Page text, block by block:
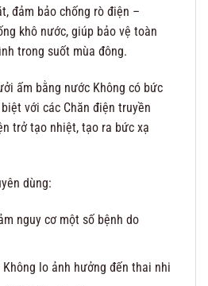
đảm bảo chống rò điện –
khô nước, giúp bảo vệ toàn
trong suốt mùa đông.
ấm bằng nước Không có bức
với các Chăn điện truyền
trở tạo nhiệt, tạo ra bức xạ
dùng:
nguy cơ một số bệnh do
lo ảnh hưởng đến thai nhi